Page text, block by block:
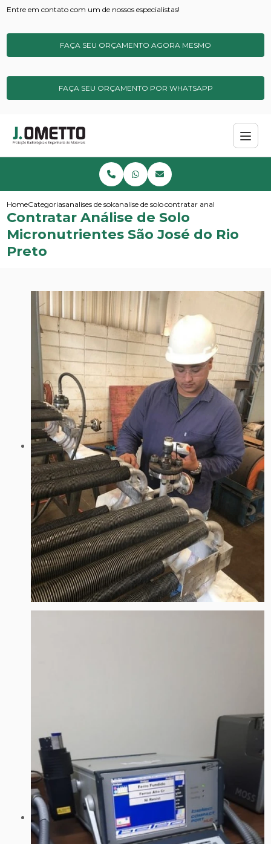
Entre em contato com um de nossos especialistas!
FAÇA SEU ORÇAMENTO AGORA MESMO
FAÇA SEU ORÇAMENTO POR WHATSAPP
HomeCategoriasanalises de solos e sedimentos
analise de solo completacontratar analise de solo
Contratar Análise de Solo
Micronutrientes São José do Rio
Preto